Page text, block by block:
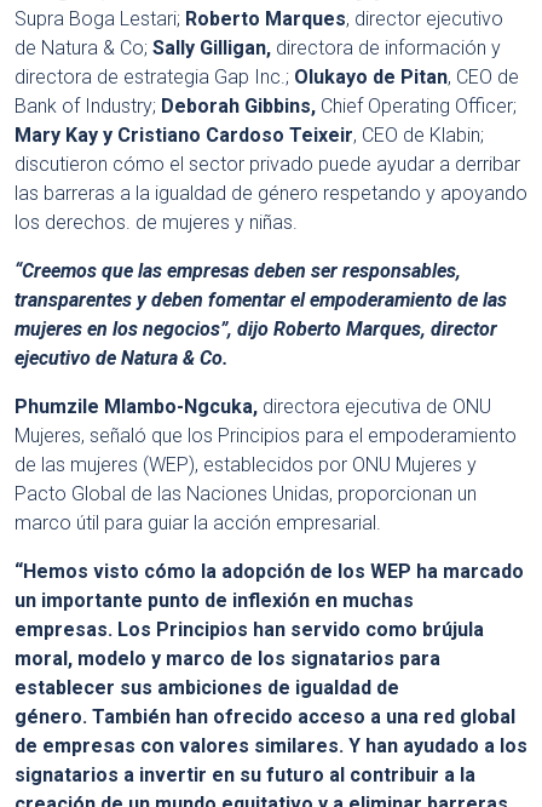
Supra Boga Lestari; Roberto Marques, director ejecutivo
de Natura & Co; Sally Gilligan, directora de información y
directora de estrategia Gap Inc.; Olukayo de Pitan, CEO de
Bank of Industry; Deborah Gibbins, Chief Operating Officer;
Mary Kay y Cristiano Cardoso Teixeir, CEO de Klabin;
discutieron cómo el sector privado puede ayudar a derribar
las barreras a la igualdad de género respetando y apoyando
los derechos. de mujeres y niñas.
“Creemos que las empresas deben ser responsables,
transparentes y deben fomentar el empoderamiento de las
mujeres en los negocios”, dijo Roberto Marques, director
ejecutivo de Natura & Co.
Phumzile Mlambo-Ngcuka, directora ejecutiva de ONU
Mujeres, señaló que los Principios para el empoderamiento
de las mujeres (WEP), establecidos por ONU Mujeres y
Pacto Global de las Naciones Unidas, proporcionan un
marco útil para guiar la acción empresarial.
“Hemos visto cómo la adopción de los WEP ha marcado
un importante punto de inflexión en muchas
empresas. Los Principios han servido como brújula
moral, modelo y marco de los signatarios para
establecer sus ambiciones de igualdad de
género. También han ofrecido acceso a una red global
de empresas con valores similares. Y han ayudado a los
signatarios a invertir en su futuro al contribuir a la